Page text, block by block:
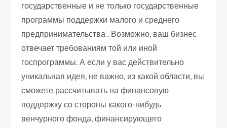
государственные и не только государственные
программы поддержки малого и среднего
предпринимательства . Возможно, ваш бизнес
отвечает требованиям той или иной
госпрограммы. А если у вас действительно
уникальная идея, не важно, из какой области, вы
сможете рассчитывать на финансовую
поддержку со стороны какого-нибудь
венчурного фонда, финансирующего